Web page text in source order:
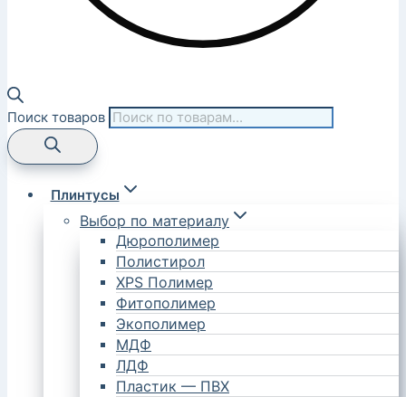
Поиск товаров
Плинтусы
Выбор по материалу
Дюрополимер
Полистирол
XPS Полимер
Фитополимер
Экополимер
МДФ
ЛДФ
Пластик — ПВХ